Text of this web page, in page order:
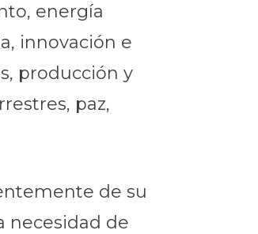
energía
innovación e
producción y
paz,
de su
necesidad de